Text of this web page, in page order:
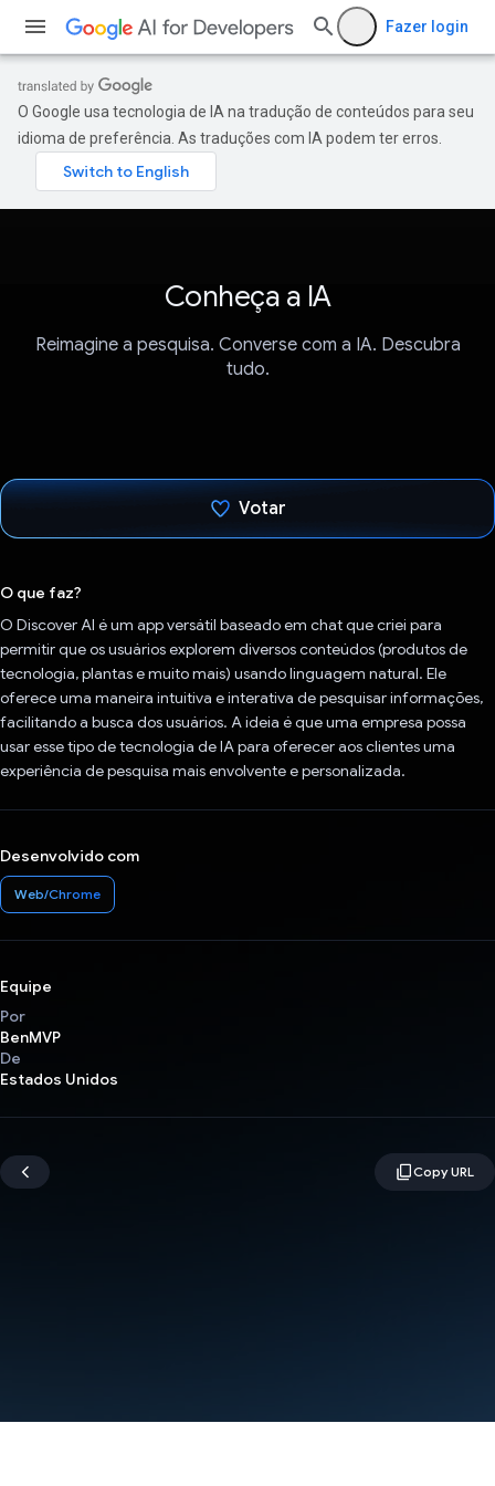
Fazer login
O Google usa tecnologia de IA na tradução de conteúdos para seu
idioma de preferência. As traduções com IA podem ter erros.
Conheça a IA
Reimagine a pesquisa. Converse com a IA. Descubra
tudo.
Votar
O que faz?
O Discover AI é um app versátil baseado em chat que criei para
permitir que os usuários explorem diversos conteúdos (produtos de
tecnologia, plantas e muito mais) usando linguagem natural. Ele
oferece uma maneira intuitiva e interativa de pesquisar informações,
facilitando a busca dos usuários. A ideia é que uma empresa possa
usar esse tipo de tecnologia de IA para oferecer aos clientes uma
experiência de pesquisa mais envolvente e personalizada.
Desenvolvido com
Web/Chrome
Equipe
Por
BenMVP
De
Estados Unidos